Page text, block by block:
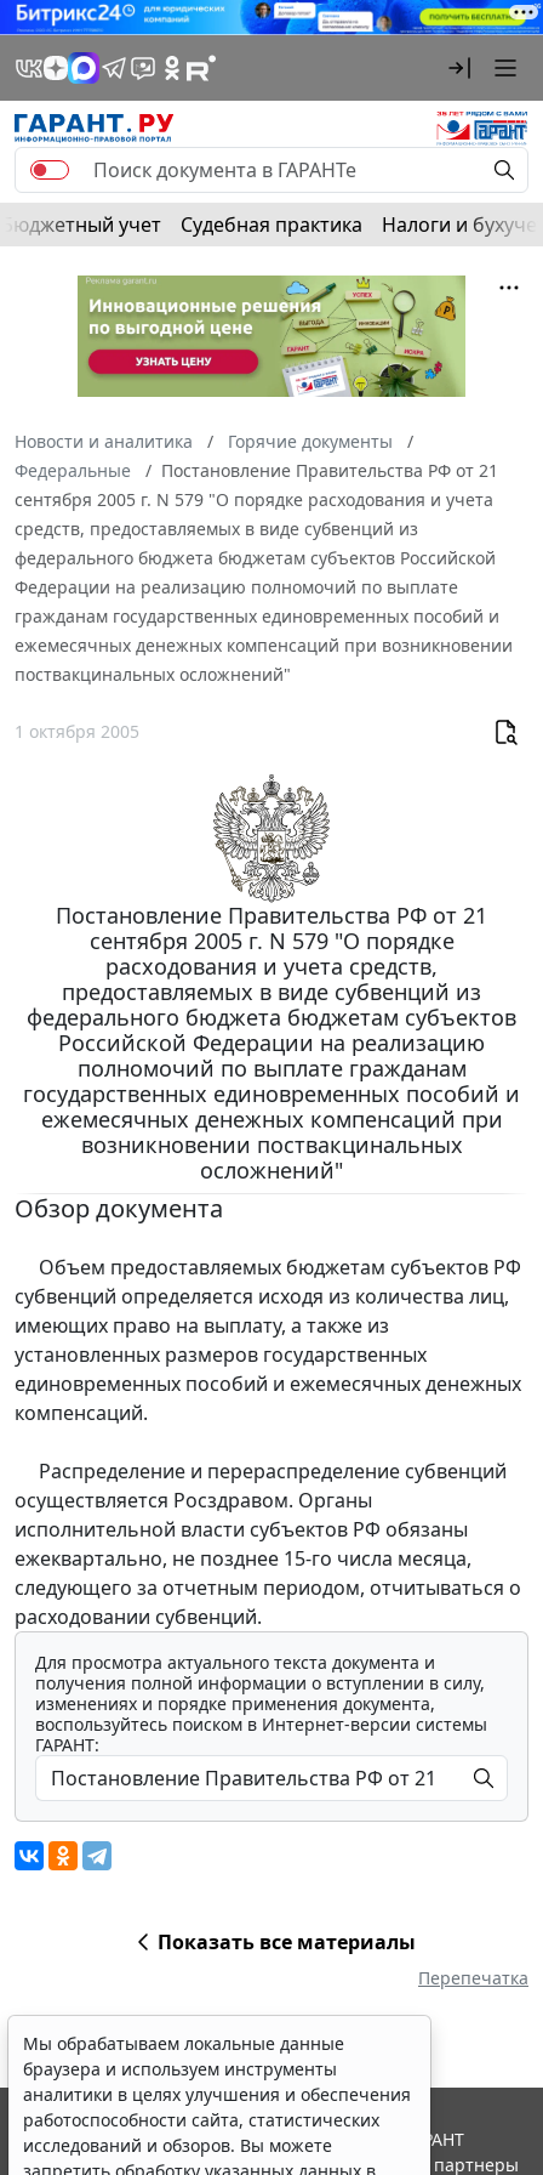
Бюджетный учет Судебная практика Налоги и
Новости и аналитика
Горячие документы
Федеральные
Постановление Правительства РФ от 21
сентября 2005 г. N 579 "О порядке расходования и учета
средств, предоставляемых в виде субвенций из
федерального бюджета бюджетам субъектов Российской
Федерации на реализацию полномочий по выплате
гражданам государственных единовременных пособий и
ежемесячных денежных компенсаций при возникновении
поствакцинальных осложнений"
1 октября 2005
Постановление Правительства РФ от 21
сентября 2005 г. N 579 "О порядке
расходования и учета средств,
предоставляемых в виде субвенций из
федерального бюджета бюджетам субъектов
Российской Федерации на реализацию
полномочий по выплате гражданам
государственных единовременных пособий и
ежемесячных денежных компенсаций при
возникновении поствакцинальных
осложнений"
Обзор документа
Объем предоставляемых бюджетам субъектов РФ
субвенций определяется исходя из количества лиц,
имеющих право на выплату, а также из
установленных размеров государственных
единовременных пособий и ежемесячных денежных
компенсаций.
Распределение и перераспределение субвенций
осуществляется Росздравом. Органы
исполнительной власти субъектов РФ обязаны
ежеквартально, не позднее 15-го числа месяца,
следующего за отчетным периодом, отчитываться о
расходовании субвенций.
Для просмотра актуального текста документа и
получения полной информации о вступлении в силу,
изменениях и порядке применения документа,
воспользуйтесь поиском в Интернет-версии системы
ГАРАНТ:
Показать все материалы
Перепечатка
Мы обрабатываем локальные данные
браузера и используем инструменты
аналитики в целях улучшения и обеспечения
работоспособности сайта, статистических
исследований и обзоров. Вы можете
© ООО "НПП "ГАРАНТ-СЕРВИС", 2026. Система ГАРАНТ
выпускается с 1990 года. Компания "Гарант" и ее партнеры